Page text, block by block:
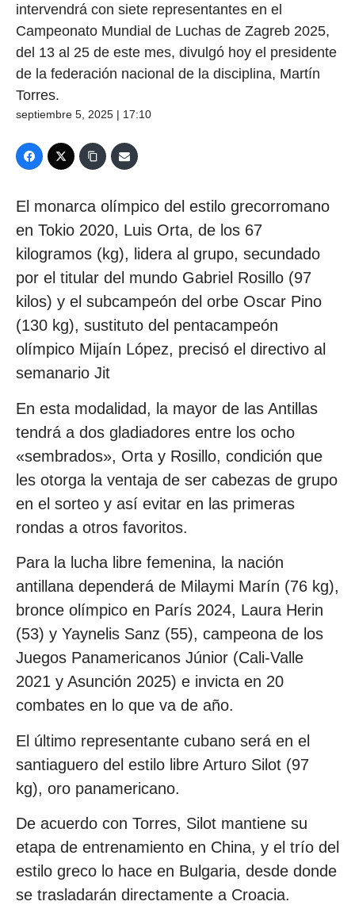
intervendrá con siete representantes en el
Campeonato Mundial de Luchas de Zagreb 2025,
del 13 al 25 de este mes, divulgó hoy el presidente
de la federación nacional de la disciplina, Martín
Torres.
septiembre 5, 2025 | 17:10
El monarca olímpico del estilo grecorromano
en Tokio 2020, Luis Orta, de los 67
kilogramos (kg), lidera al grupo, secundado
por el titular del mundo Gabriel Rosillo (97
kilos) y el subcampeón del orbe Oscar Pino
(130 kg), sustituto del pentacampeón
olímpico Mijaín López, precisó el directivo al
semanario Jit
En esta modalidad, la mayor de las Antillas
tendrá a dos gladiadores entre los ocho
«sembrados», Orta y Rosillo, condición que
les otorga la ventaja de ser cabezas de grupo
en el sorteo y así evitar en las primeras
rondas a otros favoritos.
Para la lucha libre femenina, la nación
antillana dependerá de Milaymi Marín (76 kg),
bronce olímpico en París 2024, Laura Herin
(53) y Yaynelis Sanz (55), campeona de los
Juegos Panamericanos Júnior (Cali-Valle
2021 y Asunción 2025) e invicta en 20
combates en lo que va de año.
El último representante cubano será en el
santiaguero del estilo libre Arturo Silot (97
kg), oro panamericano.
De acuerdo con Torres, Silot mantiene su
etapa de entrenamiento en China, y el trío del
estilo greco lo hace en Bulgaria, desde donde
se trasladarán directamente a Croacia.